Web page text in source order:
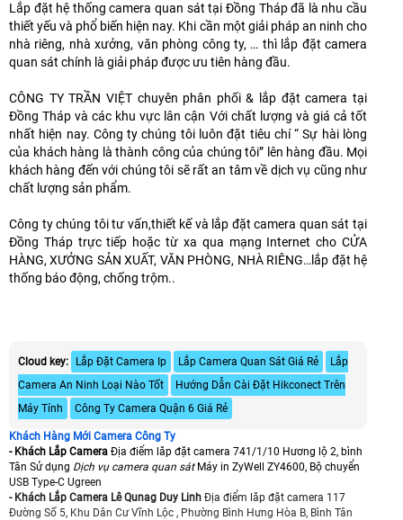
Lắp đặt hệ thống camera quan sát tại Đồng Tháp đã là nhu cầu
thiết yếu và phổ biến hiện nay. Khi cần một giải pháp an ninh cho
nhà riêng, nhà xưởng, văn phòng công ty, … thì lắp đặt camera
quan sát chính là giải pháp được ưu tiên hàng đầu.
CÔNG TY TRẦN VIỆT chuyên phân phối & lắp đặt camera tại
Đồng Tháp và các khu vực lân cận Với chất lượng và giá cả tốt
nhất hiện nay. Công ty chúng tôi luôn đặt tiêu chí “ Sự hài lòng
của khách hàng là thành công của chúng tôi” lên hàng đầu. Mọi
khách hàng đến với chúng tôi sẽ rất an tâm về dịch vụ cũng như
chất lượng sản phẩm.
Công ty chúng tôi tư vấn,thiết kế và lắp đặt camera quan sát tại
Đồng Tháp trực tiếp hoặc từ xa qua mạng Internet cho CỬA
HÀNG, XƯỞNG SẢN XUẤT, VĂN PHÒNG, NHÀ RIÊNG…lắp đặt hệ
thống báo động, chống trộm..
Cloud key: Lắp Đặt Camera Ip Lắp Camera Quan Sát Giá Rẻ
Lắp
Camera An Ninh Loại Nào Tốt
Hướng Dẫn Cài Đặt Hikconect Trên
Máy Tính
Công Ty Camera Quận 6 Giá Rẻ
Khách Hàng Mới Camera Công Ty
- Khách Lắp Camera Địa điểm lăp đặt camera 741/1/10 Hương lộ 2, bình
Tân Sử dụng Dịch vụ camera quan sát Máy in ZyWell ZY4600, Bộ chuyển
USB Type-C Ugreen
- Khách Lắp Camera Lê Qunag Duy Linh Địa điểm lăp đặt camera 117
Đường Số 5, Khu Dân Cư Vĩnh Lộc , Phường Bình Hưng Hòa B, Bình Tân